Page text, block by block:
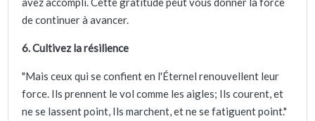
de continuer à avancer.
6. Cultivez la résilience
"Mais ceux qui se confient en l'Éternel renouvellent leur
force. Ils prennent le vol comme les aigles; Ils courent, et
ne se lassent point, Ils marchent, et ne se fatiguent point."